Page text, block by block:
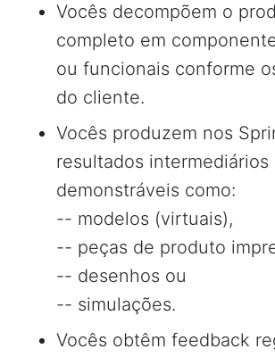
Vocês decompõem o
completo em
ou funcionais conforme
do cliente.
Vocês produzem nos
resultados intermediários
demonstráveis como:
-- modelos (virtuais),
-- peças de produto
-- desenhos ou
-- simulações.
Vocês obtêm feedback